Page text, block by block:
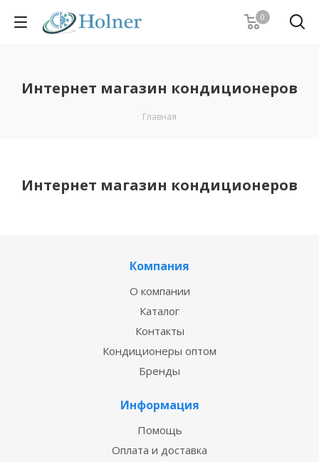
0
Интернет магазин кондиционеров
Главная
Интернет магазин кондиционеров
Компания
О компании
Каталог
Контакты
Кондиционеры оптом
Бренды
Информация
Помощь
Оплата и доставка